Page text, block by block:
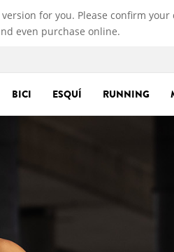
for you. Please confirm
even purchase online.
BICI ESQUÍ RUNNING